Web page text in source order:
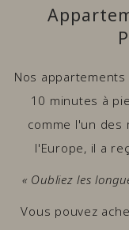
Nos
10 minutes à
comme l'un des
l'Europe, il a
« Oubliez les
Vous pouvez